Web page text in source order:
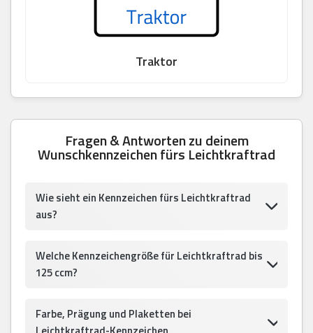
Traktor
Fragen & Antworten zu deinem
Wunschkennzeichen fürs Leichtkraftrad
Wie sieht ein Kennzeichen fürs Leichtkraftrad
aus?
Welche Kennzeichengröße für Leichtkraftrad bis
125 ccm?
Farbe, Prägung und Plaketten bei